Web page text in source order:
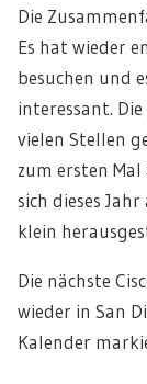
Die
Es hat wieder
besuchen und
interessant.
vielen Stellen
zum ersten
sich dieses
klein
Die nächste
wieder in San
Kalender